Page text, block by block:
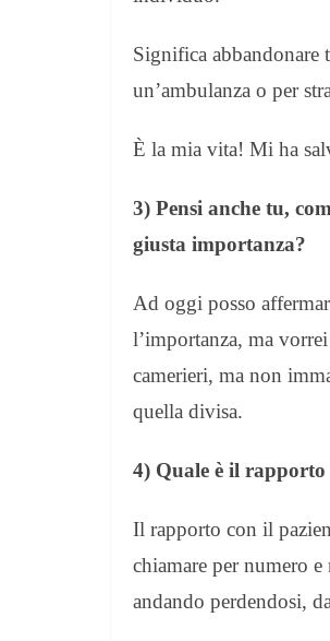
Significa abbandonare
un’ambulanza o per
È la mia vita! Mi ha
3) Pensi anche tu,
giusta importanza?
Ad oggi posso
l’importanza, ma
camerieri, ma non
quella divisa.
4) Quale è il rapporto
Il rapporto con il
chiamare per numero
andando perdendosi,